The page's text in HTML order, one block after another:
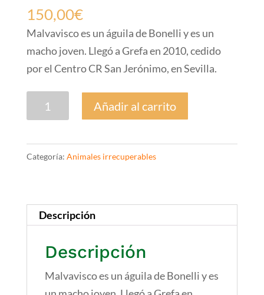
150,00€
Malvavisco es un águila de Bonelli y es un
macho joven. Llegó a Grefa en 2010, cedido
por el Centro CR San Jerónimo, en Sevilla.
Malvavisco.
Águila
Bonelli
Añadir al carrito
Categoría: Animales irrecuperables
Descripción
Descripción
Malvavisco es un águila de Bonelli y es